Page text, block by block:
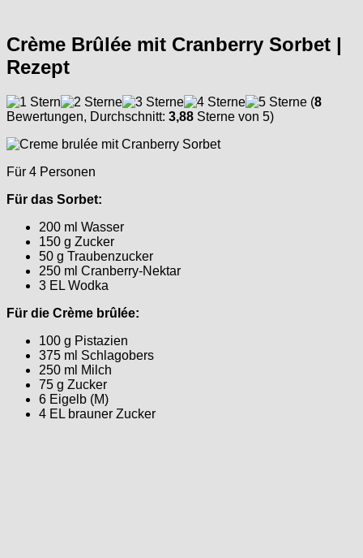
Crème Brûlée mit Cranberry Sorbet |
Rezept
(8
Bewertungen, Durchschnitt: 3,88 Sterne von 5)
Für 4 Personen
Für das Sorbet:
200 ml Wasser
150 g Zucker
50 g Traubenzucker
250 ml Cranberry-Nektar
3 EL Wodka
Für die Crème brûlée:
100 g Pistazien
375 ml Schlagobers
250 ml Milch
75 g Zucker
6 Eigelb (M)
4 EL brauner Zucker